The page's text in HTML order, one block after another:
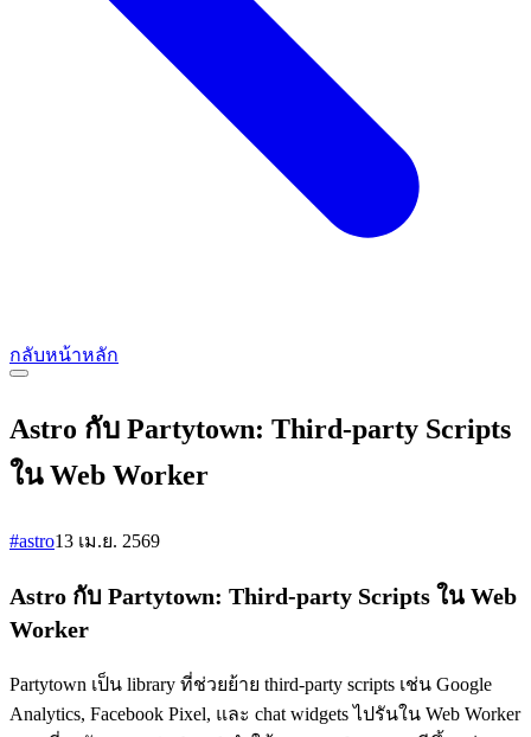
กลับหน้าหลัก
Astro กับ Partytown: Third-party Scripts
ใน Web Worker
#astro13 เม.ย. 2569
Astro กับ Partytown: Third-party Scripts ใน Web
Worker
Partytown เป็น library ที่ช่วยย้าย third-party scripts เช่น Google
Analytics, Facebook Pixel, และ chat widgets ไปรันใน Web Worker